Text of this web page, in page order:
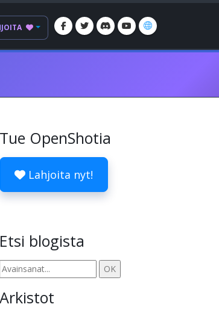
Tue OpenShotia
Lahjoita nyt!
Etsi blogista
Arkistot